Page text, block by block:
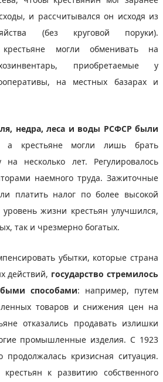
и рассчитывался он исходя из
(без круговой поруки).
могли обменивать на
приобретаемые у
на местных базарах и
недра, леса и воды РСФСР были
а крестьяне могли лишь брать
несколько лет. Регулировалось
наемного труда. Зажиточные
платить налог по более высокой
жизни крестьян улучшился,
так и чрезмерно богатых.
убытки, которые страна
действий, государство стремилось
способами: например, путем
товаров и снижения цен на
отказались продавать излишки
промышленные изделия. С 1923
продолжалась кризисная ситуация.
к развитию собственного